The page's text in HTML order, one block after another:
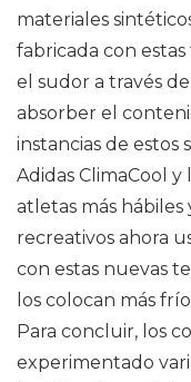
materiales
fabricada con
el sudor a través
absorber el
instancias de estos
Adidas ClimaCool
atletas más
recreativos ahora
con estas nuevas
los colocan más
Para concluir, los
experimentado